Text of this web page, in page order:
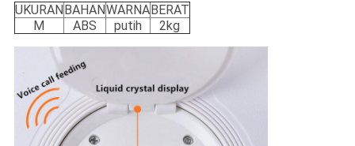
UKURAN BAHANWARNA BERAT
M
ABS putih 2kg